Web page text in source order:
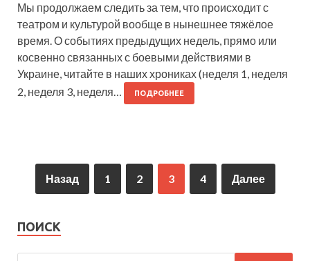
Мы продолжаем следить за тем, что происходит с
театром и культурой вообще в нынешнее тяжёлое
время. О событиях предыдущих недель, прямо или
косвенно связанных с боевыми действиями в
Украине, читайте в наших хрониках (неделя 1, неделя
2, неделя 3, неделя…
ПОДРОБНЕЕ
Назад 1 2 3 4 Далее
ПОИСК